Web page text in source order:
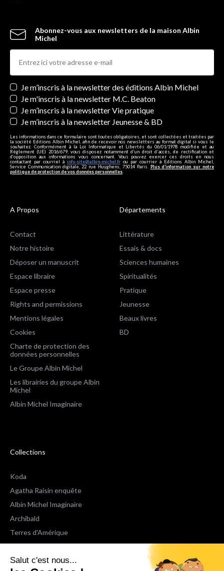
Salut c'est nous...
Abonnez-vous aux newsletters de la maison Albin
Michel
Newsletters
Je m’inscris à la newsletter des éditions Albin Michel
Je m'inscris à la newsletter M.C. Beaton
Je m’inscris à la newsletter Vie pratique
Je m’inscris à la newsletter Jeunesse & BD
Les informations dans ce formulaire sont toutes obligatoires, et sont collectées et traitées par
la société Editions Albin Michel, afin de recevoir nos newsletters au format digital si vous le
souhaitez. Conformément à la Loi Informatique et Libertés du 06/01/1978 modifiée et au
Règlement (UE) 2016/679, vous disposez notamment d'un droit d'accès, de rectification et
d’opposition aux informations vous concernant. Vous pouvez exercer ces droits en nous
contactant par courriel à info-site@albin-michel.fr ou par courrier à Editions Albin Michel,
Service Communication digitale, 22 rue Huyghens, 75014 Paris. Plus d’information sur notre
politique de protection de vos données personnelles
A Propos
Contact
Notre histoire
Déposer un manuscrit
Espace libraire
Espace presse
Rights and permissions
Mentions légales
Cookies
Charte de protection des
données personnelles
Le Groupe Albin Michel
Les librairies du groupe Albin
Michel
Albin Michel Imaginaire
Départements
Littérature
Essais & docs
Sciences humaines
Spiritualités
Pratique
Jeunesse
Beaux livres
BD
Collections
Koda
Agatha Raisin enquête
Albin Michel Imaginaire
Archibald
Terres d'Amérique
Espaces Libres Poche
NOX